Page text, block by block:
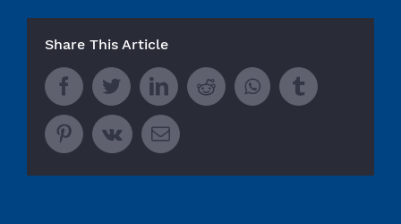
Share This Article